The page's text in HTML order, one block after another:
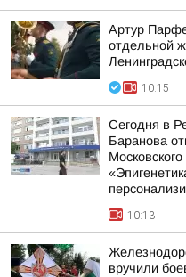
Артур
отдельной
10:15
Сегодня в
Баранова
10:13
вручили